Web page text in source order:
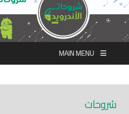
MAIN MENU
شروحات